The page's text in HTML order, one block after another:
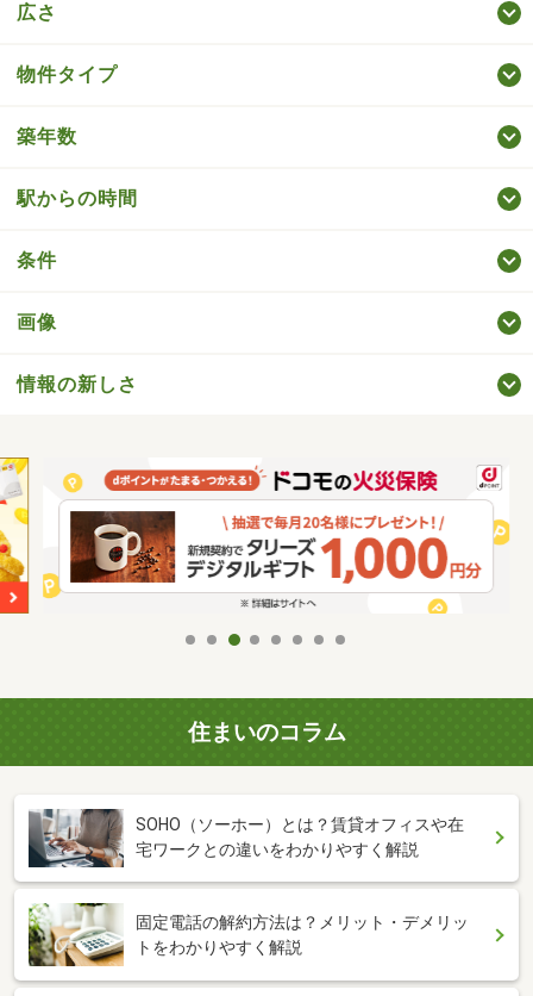
広さ
物件タイプ
築年数
駅からの時間
条件
画像
情報の新しさ
住まいのコラム
SOHO（ソーホー）とは？賃貸オフィスや在
宅ワークとの違いをわかりやすく解説
固定電話の解約方法は？メリット・デメリッ
トをわかりやすく解説